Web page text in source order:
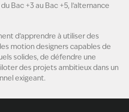
Bac +3 au Bac +5, l’alternance
d’apprendre à utiliser des
motion designers capables de
solides, de défendre une
des projets ambitieux dans un
exigeant.